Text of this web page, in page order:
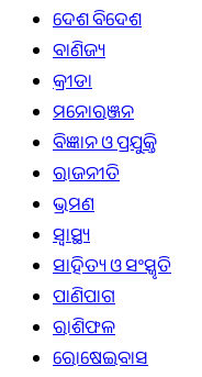
ଦେଶ ବିଦେଶ
ବାଣିଜ୍ୟ
କ୍ରୀଡା
ମନୋରଞ୍ଜନ
ବିଜ୍ଞାନ ଓ ପ୍ରଯୁକ୍ତି
ରାଜନୀତି
ଭ୍ରମଣ
ସ୍ୱାସ୍ଥ୍ୟ
ସାହିତ୍ୟ ଓ ସଂସ୍କୃତି
ପାଣିପାଗ
ରାଶିଫଳ
ରୋଷେଇବାସ